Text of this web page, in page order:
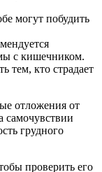
могут побудить
с кишечником.
тем, кто страдает
отложения от
самочувствии
грудного
проверить его